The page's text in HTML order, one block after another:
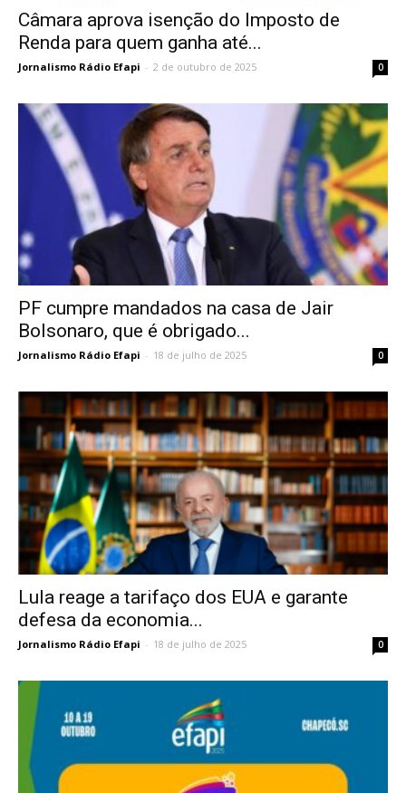
Câmara aprova isenção do Imposto de
Renda para quem ganha até...
Jornalismo Rádio Efapi - 2 de outubro de 2025 0
PF cumpre mandados na casa de Jair
Bolsonaro, que é obrigado...
Jornalismo Rádio Efapi - 18 de julho de 2025 0
Lula reage a tarifaço dos EUA e garante
defesa da economia...
Jornalismo Rádio Efapi - 18 de julho de 2025 0